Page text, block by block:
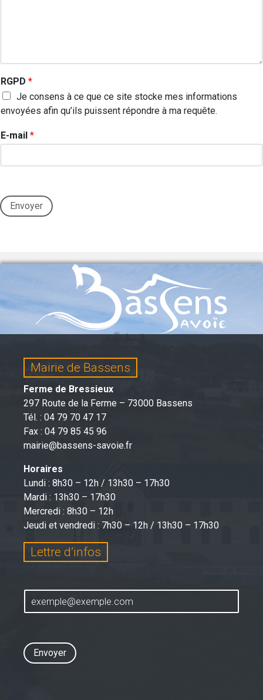
RGPD *
Je consens à ce que ce site stocke mes informations
envoyées afin qu’ils puissent répondre à ma requête.
E-mail *
Envoyer
Mairie de Bassens
Ferme de Bressieux
297 Route de la Ferme – 73000 Bassens
Tél. : 04 79 70 47 17
Fax : 04 79 85 45 96
mairie@bassens-savoie.fr
Horaires
Lundi : 8h30 – 12h / 13h30 – 17h30
Mardi : 13h30 – 17h30
Mercredi : 8h30 – 12h
Jeudi et vendredi : 7h30 – 12h / 13h30 – 17h30
Lettre d’infos
Envoyer